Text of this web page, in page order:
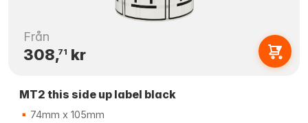
Från
308,71 kr
MT2 this side up label black
74mm x 105mm